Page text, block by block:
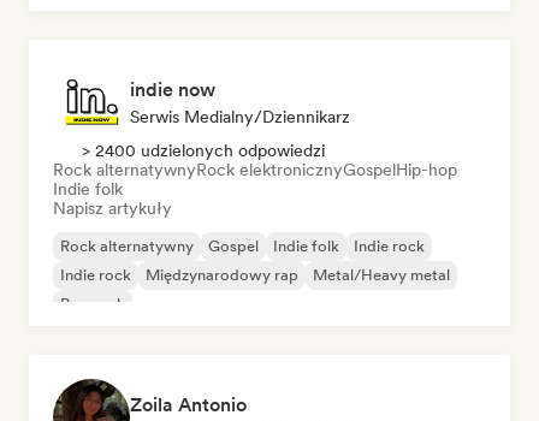
indie now
Serwis Medialny/Dziennikarz
> 2400 udzielonych odpowiedzi
Rock alternatywnyRock elektronicznyGospelHip-hop
Indie folk
Napisz artykuły
Rock alternatywny Gospel Indie folk
Indie rock
Indie rock
Międzynarodowy rap
Metal/Heavy metal
Pop rock
Zoila Antonio